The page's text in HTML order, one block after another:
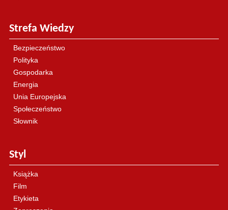
Strefa Wiedzy
Bezpieczeństwo
Polityka
Gospodarka
Energia
Unia Europejska
Społeczeństwo
Słownik
Styl
Książka
Film
Etykieta